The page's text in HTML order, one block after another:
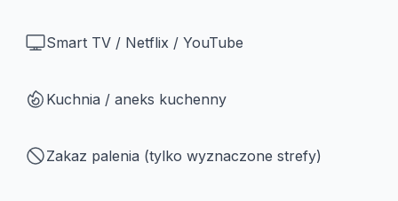
Smart TV / Netflix / YouTube
Kuchnia / aneks kuchenny
Zakaz palenia (tylko wyznaczone strefy)